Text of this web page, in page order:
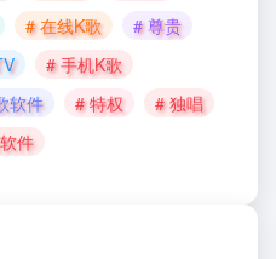
# 在线K歌
# 尊贵
# 手机K歌
软件 # 特权
# 独唱
件